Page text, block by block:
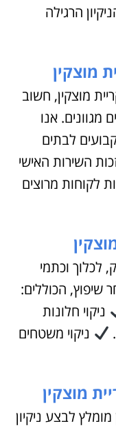
הרגילה
מוצקין
מוצקין, חשוב
מגוונים. אנו
לבתים
השירות האישי
לקוחות מרוצים
לכלוך וכתמי
שיפוץ, הכוללים:
ניקוי חלונות
ניקוי משטחים
מוצקין
לבצע ניקיון